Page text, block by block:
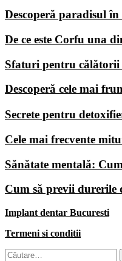
Descoperă paradisul
De ce este Corfu una
Sfaturi pentru călătorii
Descoperă cele mai
Secrete pentru
Cele mai frecvente
Sănătate mentală:
Cum să previi durerile
Implant dentar Bucuresti
Termeni si conditii
Caută